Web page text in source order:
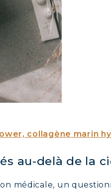
SPORT :
DÉTOX :
POUR
: SOULAGEZ
collagène marin
au-delà de la
médicale, un